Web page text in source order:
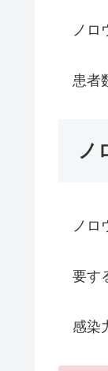
ノロ
患者
ノ
ノロ
要す
感染